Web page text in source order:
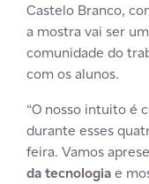
Castelo Branco,
a mostra vai ser
comunidade do
com os alunos.
“O nosso intuito é
durante esses
feira. Vamos
da tecnologiae